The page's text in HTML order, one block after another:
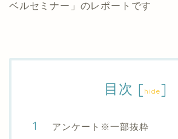
ベルセミナー」のレポートです
目次 [hide]
アンケート※一部抜粋